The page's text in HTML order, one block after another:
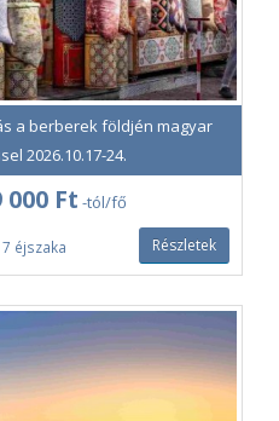
a berberek földjén magyar
2026.10.17-24.
000 Ft -tól/fő
éjszaka Részletek